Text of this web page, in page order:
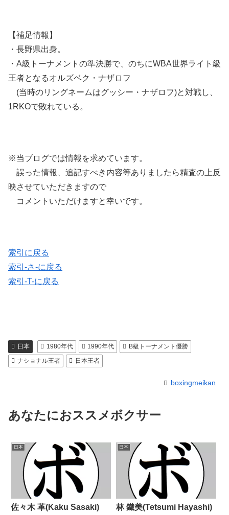
【補足情報】
・長野県出身。
・A級トーナメントの準決勝で、のちにWBA世界ライト級
王者となるオルズベク・ナザロフ
(当時のリングネームはグッシー・ナザロフ)と対戦し、
1RKOで敗れている。
※当ブログでは情報を求めています。
誤った情報、追記すべき内容等ありましたら精査の上反
映させていただきますので
コメントいただけますと幸いです。
索引に戻る
索引-さ-に戻る
索引-T-に戻る
日本 1980年代 1990年代
B級トーナメント優勝
ナショナル王者
日本王者
boxingmeikan
あなたにおススメボクサー
日本
佐々木 革(Kaku Sasaki)
日本
林 鐵美(Tetsumi Hayashi)